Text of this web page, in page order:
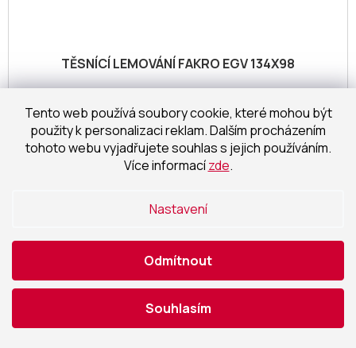
Tento web používá soubory cookie, které mohou být
použity k personalizaci reklam. Dalším procházením
tohoto webu vyjadřujete souhlas s jejich používáním.
Více informacízde.
Nastavení
Odmítnout
Souhlasím
TĚSNÍCÍ LEMOVÁNÍ FAKRO EGV 134X98
Do 10 pracovních dní
3 919,83 Kč bez DPH
4 743 Kč/ ks Detail
O
v
á
d
NAČÍST 24 DALŠÍCH
á
k
o
v
á
položek celkem